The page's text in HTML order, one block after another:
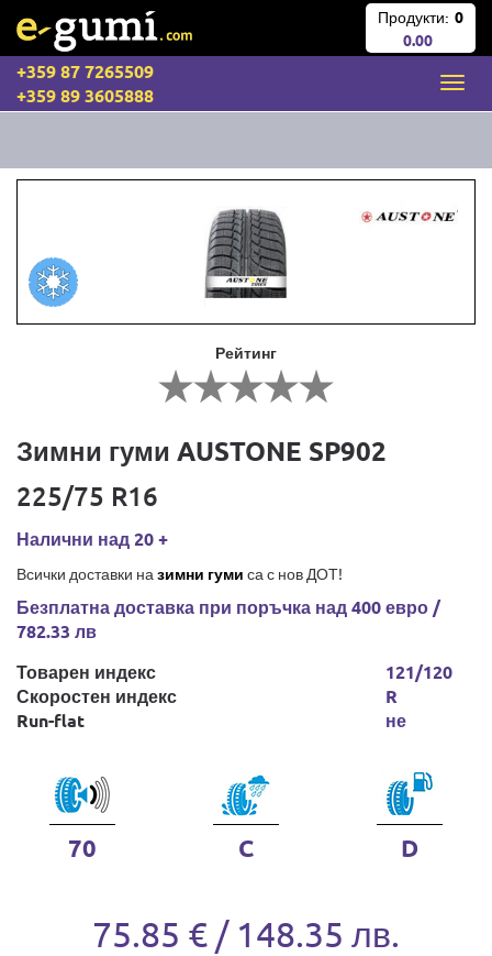
Продукти: 0
0.00
+359 87 7265509
+359 89 3605888
Рейтинг
Зимни гуми AUSTONE SP902
225/75 R16
Налични над 20 +
Всички доставки на зимни гуми са с нов ДОТ!
Безплатна доставка при поръчка над 400 евро /
782.33 лв
Товарен индекс
Скоростен индекс
Run-flat
121/120
R
не
70 C D
75.85 € / 148.35 лв.